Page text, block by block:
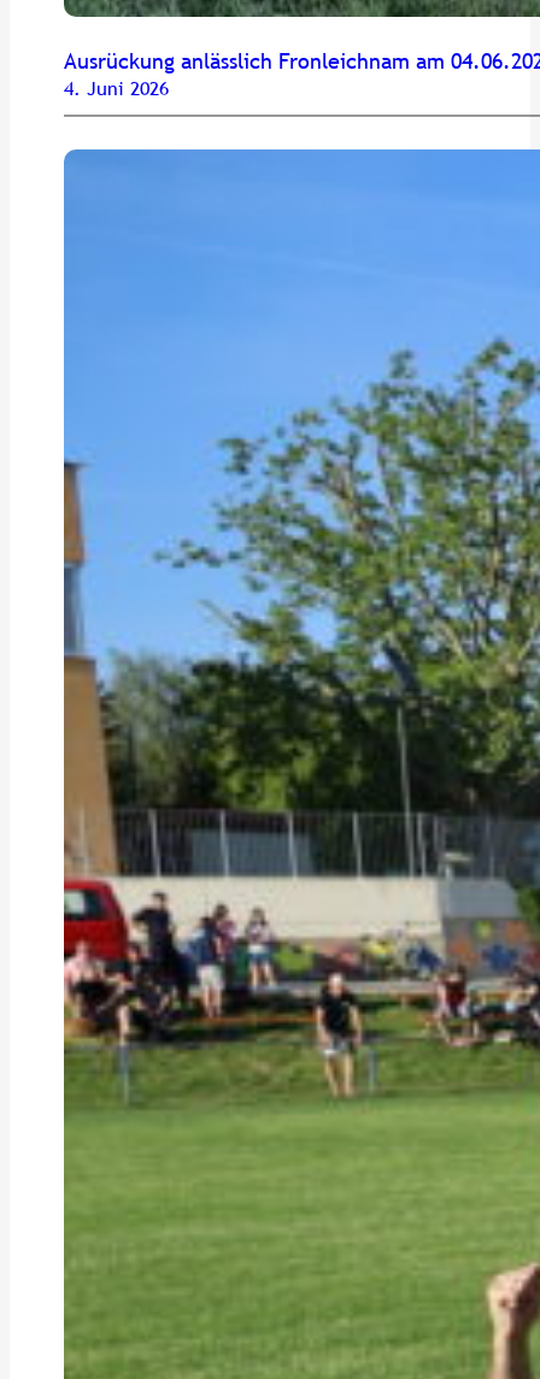
Ausrückung anlässlich Fronleichnam am
4. Juni 2026